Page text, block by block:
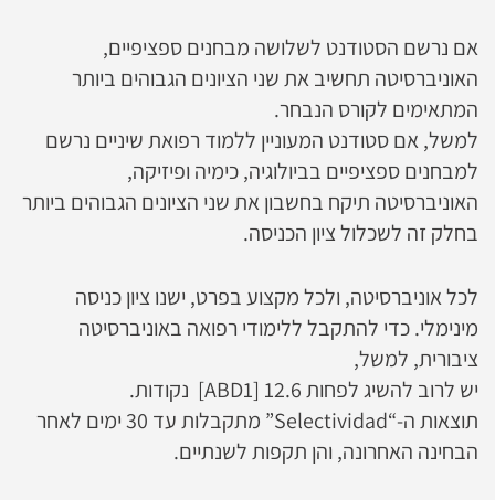
אם נרשם הסטודנט לשלושה מבחנים ספציפיים,
האוניברסיטה תחשיב את שני הציונים הגבוהים ביותר
המתאימים לקורס הנבחר.
למשל, אם סטודנט המעוניין ללמוד רפואת שיניים נרשם
למבחנים ספציפיים בביולוגיה, כימיה ופיזיקה,
האוניברסיטה תיקח בחשבון את שני הציונים הגבוהים ביותר
בחלק זה לשכלול ציון הכניסה.
לכל אוניברסיטה, ולכל מקצוע בפרט, ישנו ציון כניסה
מינימלי. כדי להתקבל ללימודי רפואה באוניברסיטה
ציבורית, למשל,
יש לרוב להשיג לפחות 12.6 [ABD1] נקודות.
תוצאות ה-“Selectividad” מתקבלות עד 30 ימים לאחר
הבחינה האחרונה, והן תקפות לשנתיים.